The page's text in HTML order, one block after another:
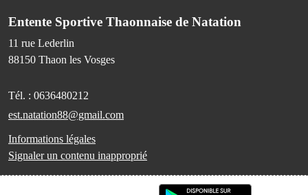
Entente Sportive Thaonnaise de Natation
11 rue Lederlin
88150 Thaon les Vosges
Tél. : 0636480212
est.natation88@gmail.com
Informations légales
Signaler un contenu inapproprié